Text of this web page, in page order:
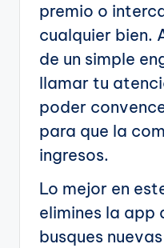
premio o
cualquier bien.
de un simple
llamar tu
poder
para que la
ingresos.
Lo mejor en
elimines la app
busques